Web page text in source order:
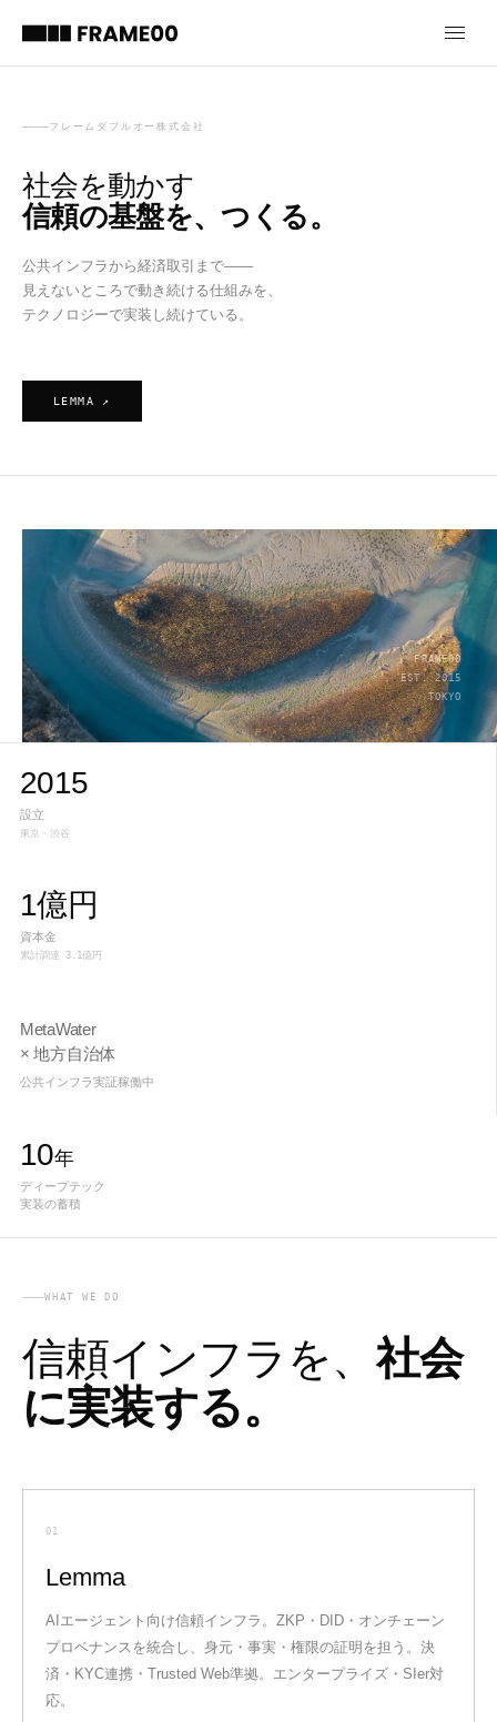
フレームダブルオー株式会社
社会を動かす
信頼の基盤を、つくる。
公共インフラから経済取引まで——
見えないところで動き続ける仕組みを、
テクノロジーで実装し続けている。
LEMMA ↗
FRAME00
EST. 2015
TOKYO
2015
設立
東京・渋谷
1億円
資本金
累計調達 3.1億円
MetaWater
× 地方自治体
公共インフラ実証稼働中
10年
ディープテック
実装の蓄積
WHAT WE DO
信頼インフラを、社会
に実装する。
01
Lemma
AIエージェント向け信頼インフラ。ZKP・DID・オンチェーン
プロベナンスを統合し、身元・事実・権限の証明を担う。決
済・KYC連携・Trusted Web準拠。エンタープライズ・SIer対
応。